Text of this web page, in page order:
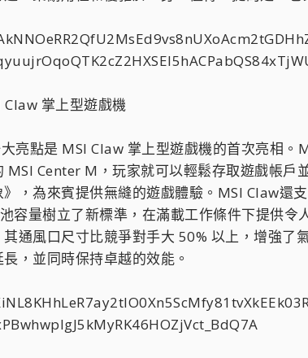
掌上型遊戲機
亮點是 MSI Claw 掌上型遊戲機的首次亮相
MSI Center M，玩家就可以輕鬆存取遊戲帳
》，為來賓提供無縫的遊戲體驗。MSI Claw
容量樹立了新標準，在滿載工作條件下提供
通風口尺寸比競爭對手大 50% 以上，增強
，並同時保持卓越的效能。